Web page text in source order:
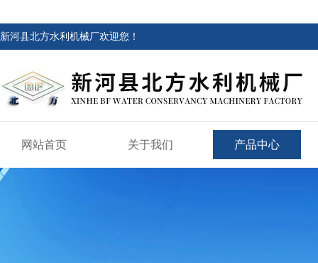
新河县北方水利机械厂欢迎您！
网站首页 关于我们 产品中心